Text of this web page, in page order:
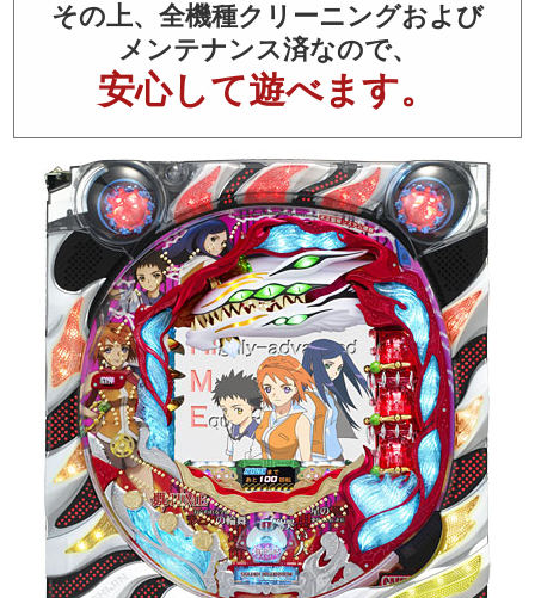
その上、全機種クリーニングおよび
メンテナンス済なので、
安心して遊べます。